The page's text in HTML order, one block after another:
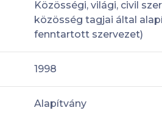
Közösségi, világi, civil
közösség tagjai által
fenntartott szervezet)
1998
Alapítvány